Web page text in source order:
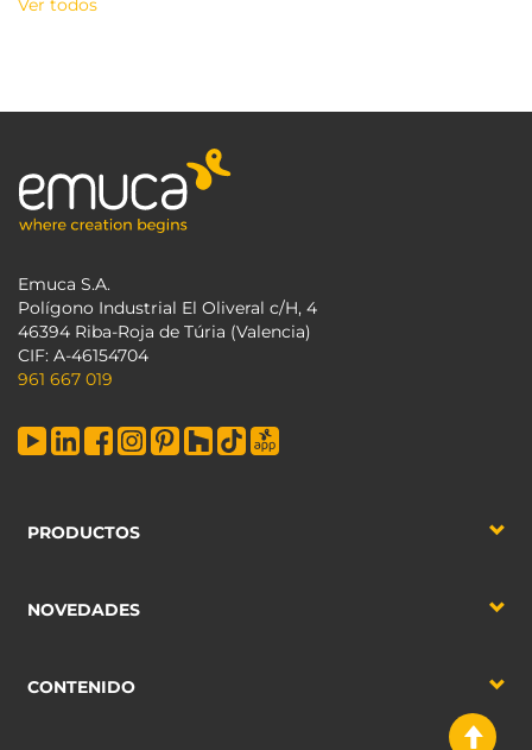
Ver todos
Emuca S.A.
Polígono Industrial El Oliveral c/H, 4
46394 Riba-Roja de Túria (Valencia)
CIF: A-46154704
961 667 019
PRODUCTOS
NOVEDADES
CONTENIDO